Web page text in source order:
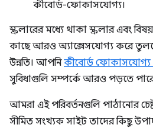
কীবোর্ড-ফোকাসযোগ্য।
স্ক্রলারের মধ্যে থাকা স্ক্রলার এবং
কাছে আরও অ্যাক্সেসযোগ্য করে
উন্নতি। আপনিকীবোর্ড ফোকাসযোগ্য
সুবিধাগুলি সম্পর্কে আরও পড়তে
আমরা এই পরিবর্তনগুলি পাঠানোর
সীমিত সংখ্যক সাইট তাদের কিছু